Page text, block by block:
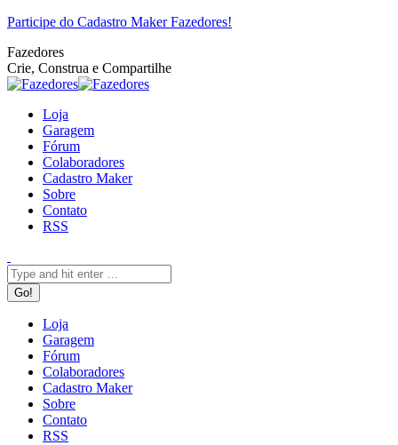
Pular
o
conteúdo
Facebook
Twitter
Google+
YouTube
Website
Rss
Participe do Cadastro Maker Fazedores!
Fazedores
Crie, Construa e Compartilhe
Loja
Garagem
Fórum
Colaboradores
Cadastro Maker
Sobre
Contato
RSS
Loja
Garagem
Fórum
Colaboradores
Cadastro Maker
Sobre
Contato
RSS